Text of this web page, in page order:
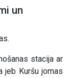
un
stacija ar
jeb Kuršu jomas